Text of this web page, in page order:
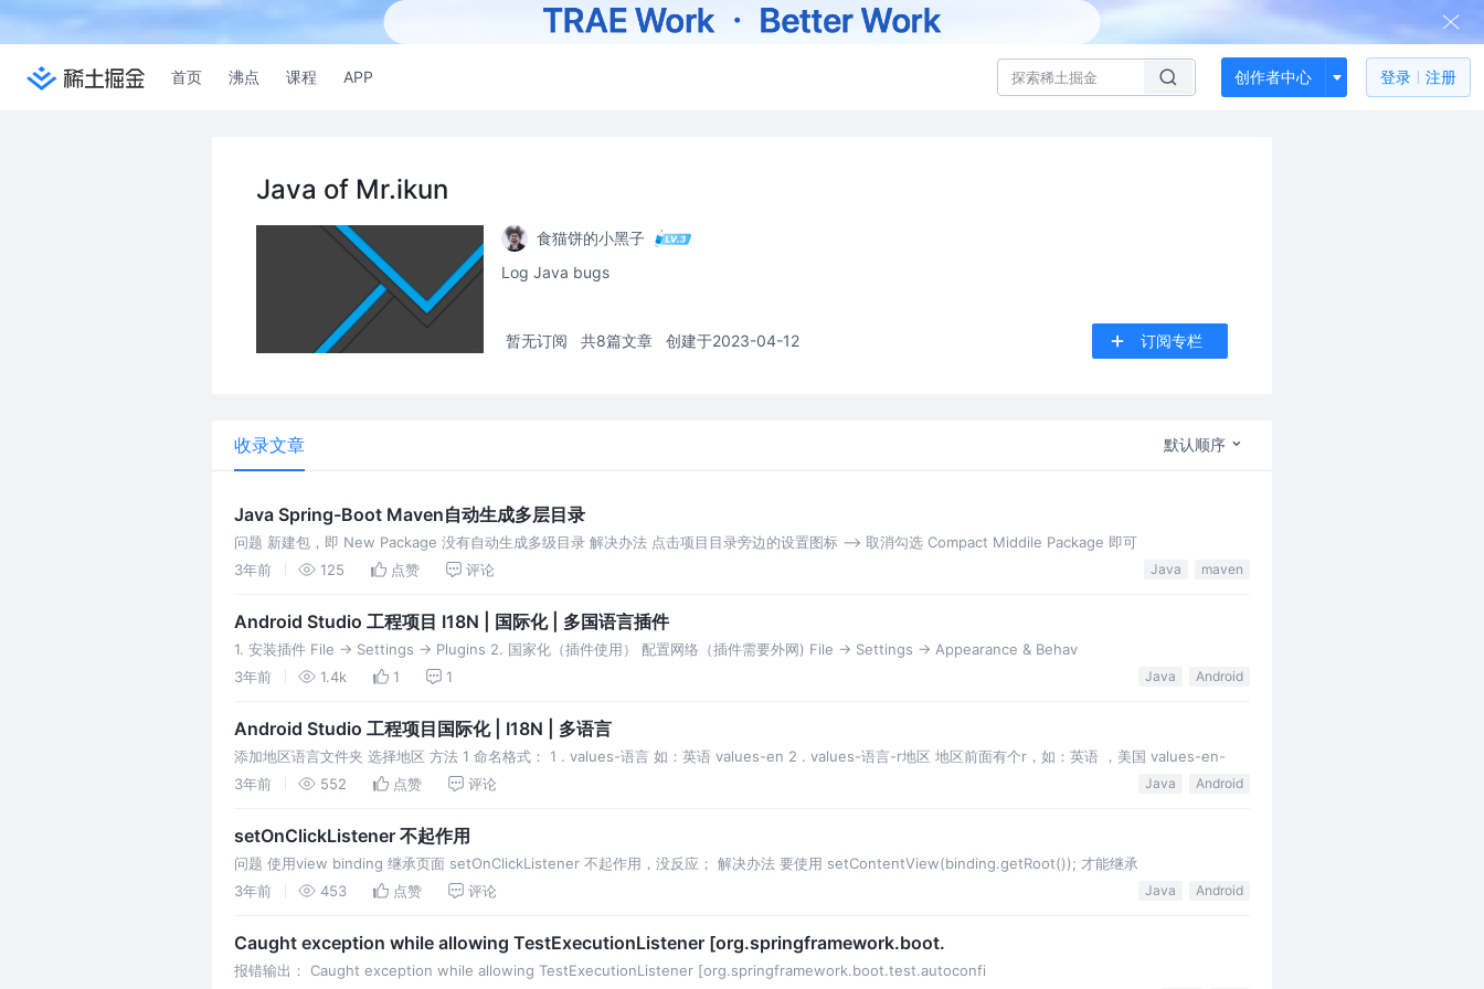
首页 沸点 课程 APP 创作者中心 登录 注册
Java of Mr.ikun
食猫饼的小黑子
Log Java bugs
暂无订阅 共8篇文章 创建于2023-04-12 订阅专栏
收录文章 默认顺序
Java Spring-Boot Maven自动生成多层目录
问题 新建包，即 New Package 没有自动生成多级目录 解决办法 点击项目目录旁边的设置图标 --> 取消勾选 Compact Middile Package 即可
3年前
125 点赞 评论 Java maven
Android Studio 工程项目 I18N | 国际化 | 多国语言插件
1. 安装插件 File -> Settings -> Plugins 2. 国家化（插件使用） 配置网络（插件需要外网) File -> Settings -> Appearance & Behav
3年前
1.4k 1 1 Java Android
Android Studio 工程项目国际化 | I18N | 多语言
添加地区语言文件夹 选择地区 方法 1 命名格式： 1 . values-语言 如：英语 values-en 2 . values-语言-r地区 地区前面有个r，如：英语 ，美国 values-en-
3年前
552 点赞 评论 Java Android
setOnClickListener 不起作用
问题 使用view binding 继承页面 setOnClickListener 不起作用，没反应； 解决办法 要使用 setContentView(binding.getRoot()); 才能继承
3年前
453 点赞 评论 Java Android
Caught exception while allowing TestExecutionListener [org.springframework.boot.
报错输出： Caught exception while allowing TestExecutionListener [org.springframework.boot.test.autoconfi